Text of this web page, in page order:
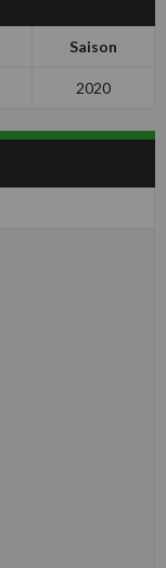
Saison
2020